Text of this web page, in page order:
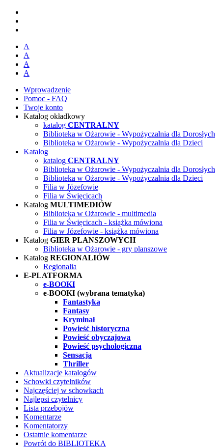
A
A
A
A
Wprowadzenie
Pomoc - FAQ
Twoje konto
Katalog okładkowy
katalog CENTRALNY
Biblioteka w Ożarowie - Wypożyczalnia dla Dorosłych
Biblioteka w Ożarowie - Wypożyczalnia dla Dzieci
Katalog
katalog CENTRALNY
Biblioteka w Ożarowie - Wypożyczalnia dla Dorosłych
Biblioteka w Ożarowie - Wypożyczalnia dla Dzieci
Filia w Józefowie
Filia w Święcicach
Katalog MULTIMEDIÓW
Biblioteka w Ożarowie - multimedia
Filia w Święcicach - książka mówiona
Filia w Józefowie - książka mówiona
Katalog GIER PLANSZOWYCH
Biblioteka w Ożarowie - gry planszowe
Katalog REGIONALIÓW
Regionalia
E-PLATFORMA
e-BOOKI
e-BOOKI (wybrana tematyka)
Fantastyka
Fantasy
Kryminał
Powieść historyczna
Powieść obyczajowa
Powieść psychologiczna
Sensacja
Thriller
Aktualizacje katalogów
Schowki czytelników
Najczęściej w schowkach
Najlepsi czytelnicy
Lista przebojów
Komentarze
Komentatorzy
Ostatnie komentarze
Powrót do BIBLIOTEKA